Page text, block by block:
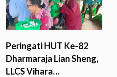
Peringati HUT Ke-82
Dharmaraja Lian Sheng,
LLCS Vihara…